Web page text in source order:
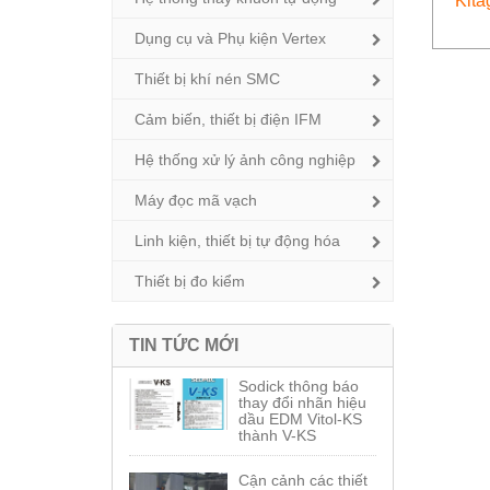
Dụng cụ và Phụ kiện Vertex
Thiết bị khí nén SMC
Cảm biến, thiết bị điện IFM
Hệ thống xử lý ảnh công nghiệp
Máy đọc mã vạch
Linh kiện, thiết bị tự động hóa
Thiết bị đo kiểm
TIN TỨC MỚI
Sodick thông báo
thay đổi nhãn hiệu
dầu EDM Vitol-KS
thành V-KS
Cận cảnh các thiết